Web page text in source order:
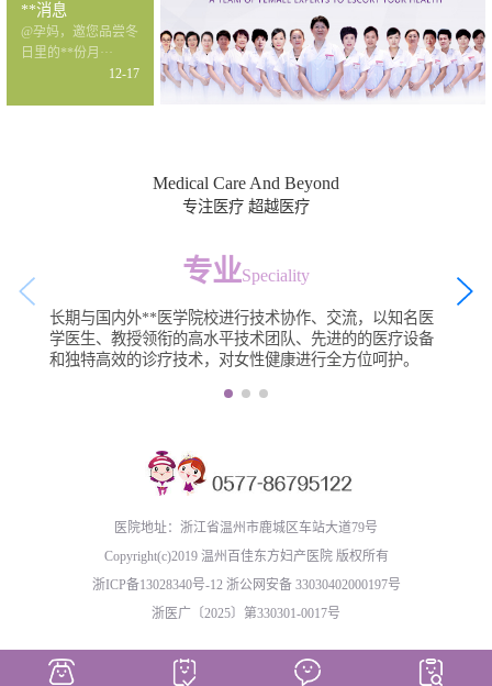
**消息
@孕妈，邀您品尝冬
日里的**份月···
12-17
Medical Care And Beyond
专注医疗 超越医疗
专业Speciality
长期与国内外**医学院校进行技术协作、交流，以知名医
学医生、教授领衔的高水平技术团队、先进的的医疗设备
和独特高效的诊疗技术，对女性健康进行全方位呵护。
医院地址：浙江省温州市鹿城区车站大道79号
Copyright(c)2019 温州百佳东方妇产医院 版权所有
浙ICP备13028340号-12 浙公网安备 33030402000197号
浙医广〔2025〕第330301-0017号